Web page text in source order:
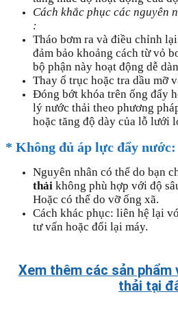
Cách khắc phục các nguyên
:
Tháo bơm ra và điều chỉnh
đảm bảo khoảng cách từ vỏ
bộ phận này hoạt động dễ
Thay ổ trục hoặc tra dầu mỡ
Đóng bớt khóa trên ống đẩy
lý nước thải theo phương
hoặc tăng độ dày của lỗ lưới
* Không đủ áp lực đẩy nước:
Nguyên nhân có thể do bạn
thải không phù hợp với độ
Hoặc có thể do vỡ ống xã.
Cách khác phục: liên hệ lại
tư vấn hoặc đổi lại máy.
Xem thêm các sản phẩm
thải tại